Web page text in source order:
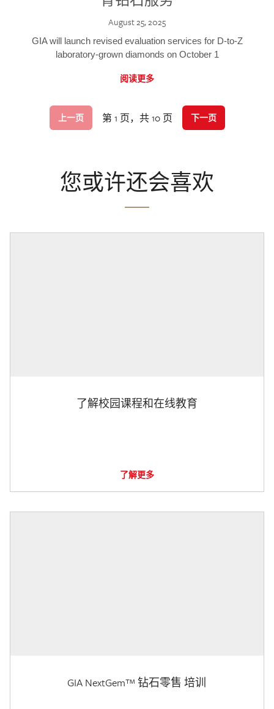
August 25, 2025
GIA will launch revised evaluation services for D-to-Z
laboratory-grown diamonds on October 1
阅读更多
上一页 第 1 页，共 10 页 下一页
您或许还会喜欢
了解校园课程和在线教育
了解更多
GIA NextGem™ 钻石零售 培训